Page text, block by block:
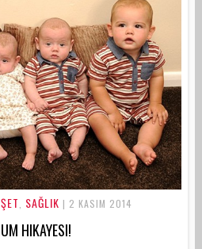
SAĞLIK | 2 KASIM 2014
HIKAYESI!